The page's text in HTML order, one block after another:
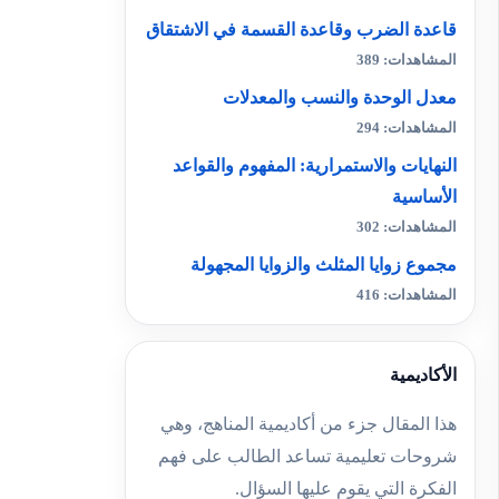
قاعدة الضرب وقاعدة القسمة في الاشتقاق
المشاهدات: 389
معدل الوحدة والنسب والمعدلات
المشاهدات: 294
النهايات والاستمرارية: المفهوم والقواعد
الأساسية
المشاهدات: 302
مجموع زوايا المثلث والزوايا المجهولة
المشاهدات: 416
الأكاديمية
هذا المقال جزء من أكاديمية المناهج، وهي
شروحات تعليمية تساعد الطالب على فهم
الفكرة التي يقوم عليها السؤال.